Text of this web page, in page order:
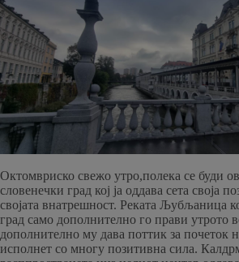
Октомвриско свежо утро,полека се буди
словенечки град кој ја оддава сета своја
својата внатрешност. Реката Љубљаница
град само дополнително го прави утрото
дополнително му дава поттик за почеток
исполнет со многу позитивна сила.